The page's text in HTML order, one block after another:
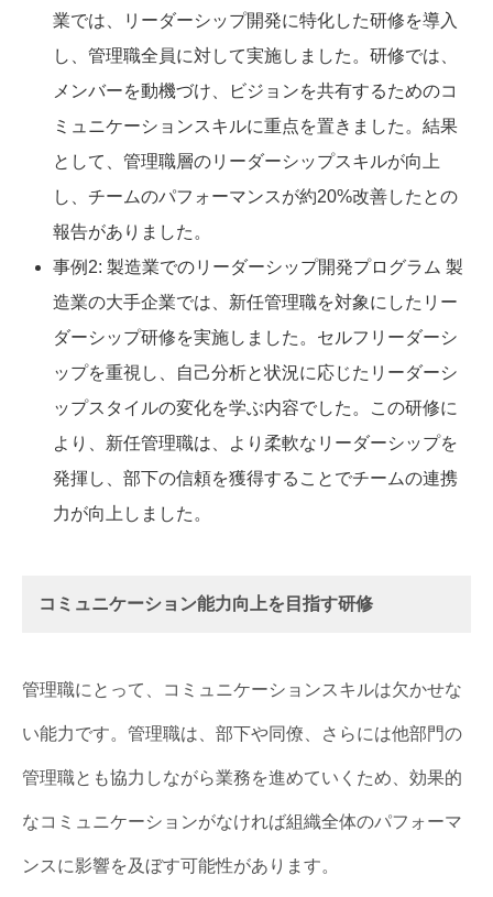
業では、リーダーシップ開発に特化した研修を導入
し、管理職全員に対して実施しました。研修では、
メンバーを動機づけ、ビジョンを共有するためのコ
ミュニケーションスキルに重点を置きました。結果
として、管理職層のリーダーシップスキルが向上
し、チームのパフォーマンスが約20%改善したとの
報告がありました。
事例2: 製造業でのリーダーシップ開発プログラム 製
造業の大手企業では、新任管理職を対象にしたリー
ダーシップ研修を実施しました。セルフリーダーシ
ップを重視し、自己分析と状況に応じたリーダーシ
ップスタイルの変化を学ぶ内容でした。この研修に
より、新任管理職は、より柔軟なリーダーシップを
発揮し、部下の信頼を獲得することでチームの連携
力が向上しました。
コミュニケーション能力向上を目指す研修
管理職にとって、コミュニケーションスキルは欠かせな
い能力です。管理職は、部下や同僚、さらには他部門の
管理職とも協力しながら業務を進めていくため、効果的
なコミュニケーションがなければ組織全体のパフォーマ
ンスに影響を及ぼす可能性があります。